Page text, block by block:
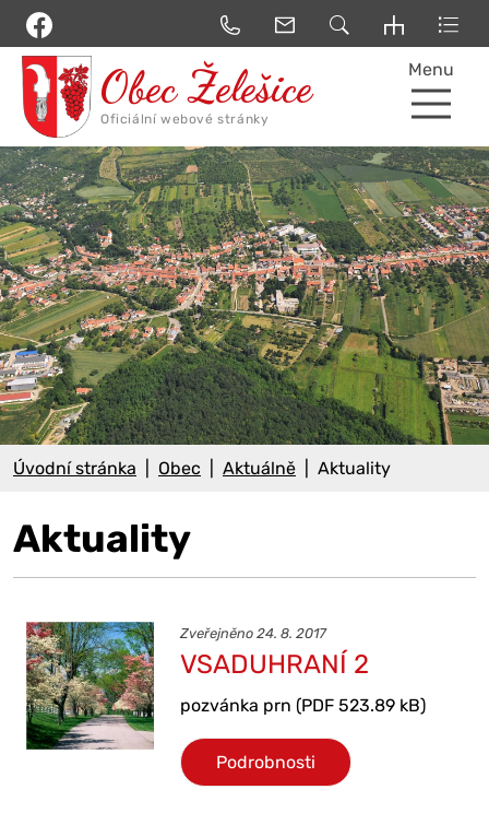
Menu
Úvodní stránka Obec Aktuálně Aktuality
Aktuality
Zveřejněno 24. 8. 2017
VSADUHRANÍ 2
pozvánka prn (PDF 523.89 kB)
Podrobnosti